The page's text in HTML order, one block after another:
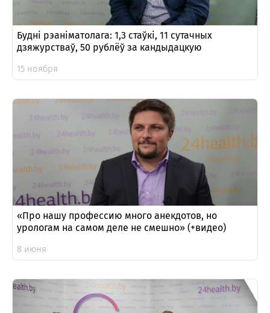
Будні рэаніматолага: 1,3 стаўкі, 11 сутачных
дзяжурстваў, 50 рублёў за кандыдацкую
15 ноября
«Про нашу профессию много анекдотов, но
урологам на самом деле не смешно» (+видео)
8 июня